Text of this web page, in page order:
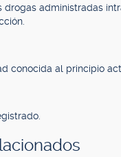
drogas administradas
conocida al principio